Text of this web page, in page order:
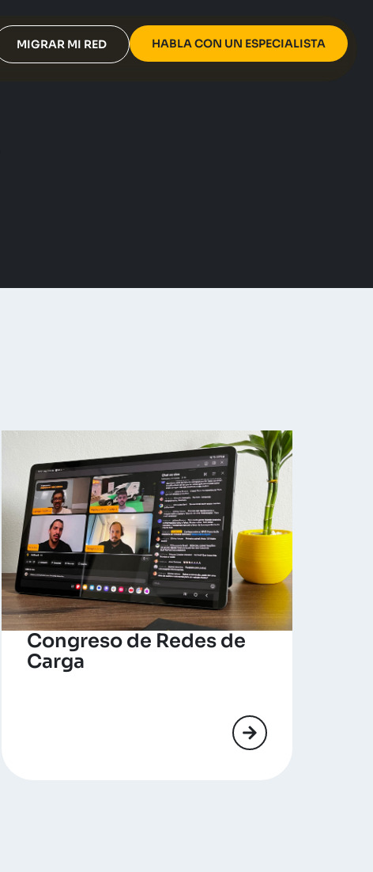
MIGRAR MI RED HABLA CON UN ESPECIALISTA
Notícias
Congreso de Redes de
Carga